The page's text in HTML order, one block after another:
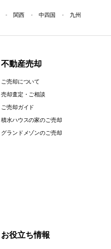
関西 中四国 九州
不動産売却
ご売却について
売却査定・ご相談
ご売却ガイド
積水ハウスの家のご売却
グランドメゾンのご売却
お役立ち情報